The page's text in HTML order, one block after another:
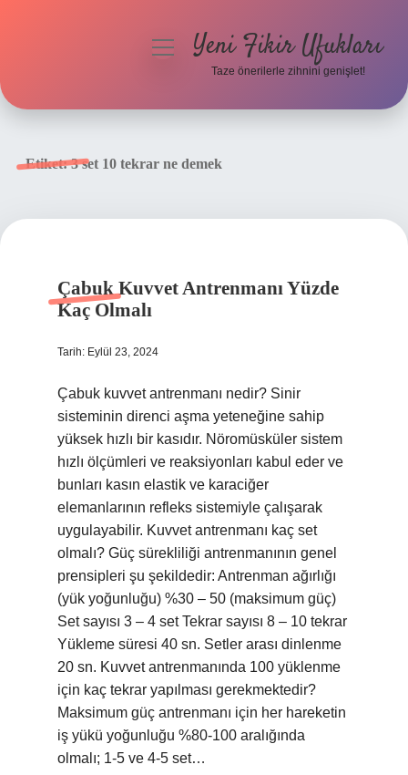
menüyüYeni Fikir Ufukları
Taze önerilerle zihnini genişlet!
Etiket:3 set 10 tekrar ne demek
Çabuk Kuvvet Antrenmanı Yüzde
Kaç Olmalı
Tarih: Eylül 23, 2024
Çabuk kuvvet antrenmanı nedir? Sinir
sisteminin direnci aşma yeteneğine sahip
yüksek hızlı bir kasıdır. Nöromüsküler sistem
hızlı ölçümleri ve reaksiyonları kabul eder ve
bunları kasın elastik ve karaciğer
elemanlarının refleks sistemiyle çalışarak
uygulayabilir. Kuvvet antrenmanı kaç set
olmalı? Güç sürekliliği antrenmanının genel
prensipleri şu şekildedir: Antrenman ağırlığı
(yük yoğunluğu) %30 – 50 (maksimum güç)
Set sayısı 3 – 4 set Tekrar sayısı 8 – 10 tekrar
Yükleme süresi 40 sn. Setler arası dinlenme
20 sn. Kuvvet antrenmanında 100 yüklenme
için kaç tekrar yapılması gerekmektedir?
Maksimum güç antrenmanı için her hareketin
iş yükü yoğunluğu %80-100 aralığında
olmalı; 1-5 ve 4-5 set…